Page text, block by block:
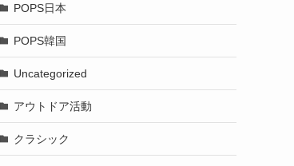
POPS日本
POPS韓国
Uncategorized
アウトドア活動
クラシック